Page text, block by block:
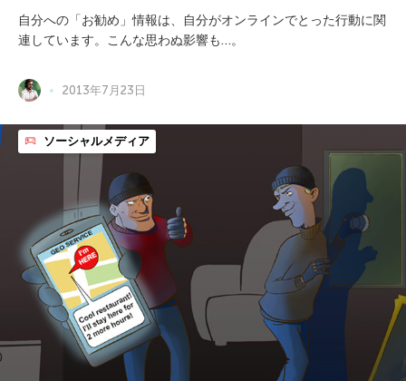
自分への「お勧め」情報は、自分がオンラインでとった行動に関
連しています。こんな思わぬ影響も…。
2013年7月23日
ソーシャルメディア